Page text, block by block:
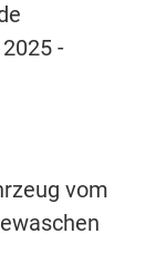
-
vom